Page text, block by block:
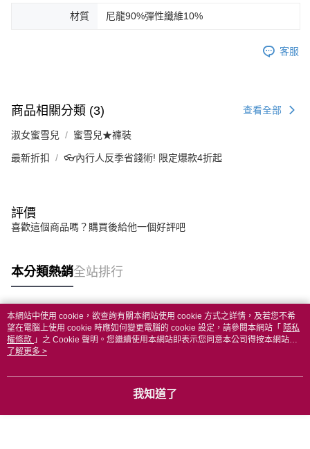
材質 尼龍90%彈性纖維10%
客服
商品相關分類 (3) 查看全部
淑女蜜雪兒 蜜雪兒★褲裝
最新折扣 👓內行人反季省錢術! 限定爆款4折起
評價
喜歡這個商品嗎？購買後給他一個好評吧
本分類熱銷全站排行
熱門標籤
本網站中使用 cookie，欲查詢有關本網站使用 cookie 方式之詳情，及若您不希
望在電腦上使用 cookie 時應如何變更電腦的 cookie 設定，請參閱本網站「 隱私
權條款 」之 Cookie 聲明。您繼續使用本網站即表示您同意本公司得按本網站使
用條款之 Cookie 聲明使用 cookie。
了解更多 >
我知道了